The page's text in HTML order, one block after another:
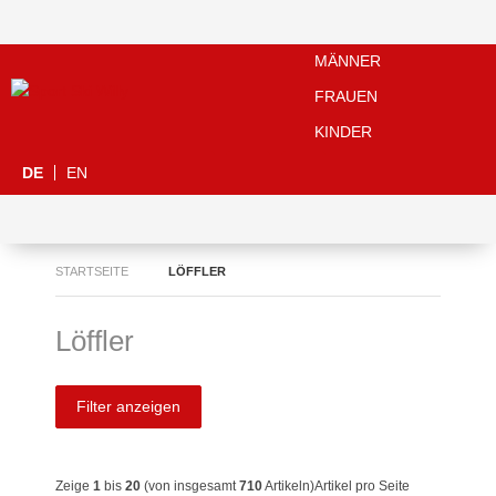
MÄNNER
FRAUEN
KINDER
DE EN
STARTSEITE LÖFFLER
Löffler
Filter anzeigen
Zeige 1 bis 20 (von insgesamt710Artikeln)Artikel pro Seite